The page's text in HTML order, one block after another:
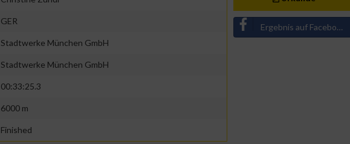
GER
Stadtwerke München GmbH
Stadtwerke München GmbH
00:33:25.3
6000 m
Finished
Ergebnis auf Facebook teilen